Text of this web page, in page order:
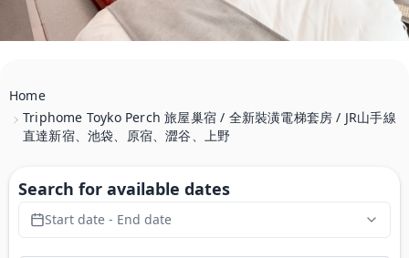
Home
Triphome Toyko Perch 旅屋巢宿 / 全新裝潢電梯套房 / JR山手線
直達新宿、池袋、原宿、澀谷、上野
Search for available dates
Start date - End date